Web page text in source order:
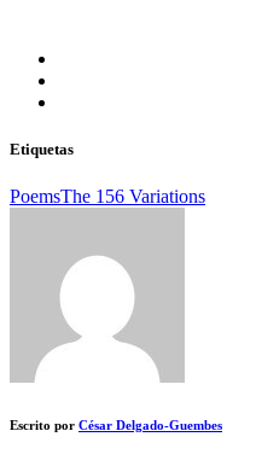
Etiquetas
PoemsThe 156 Variations
Escrito por César Delgado-Guembes